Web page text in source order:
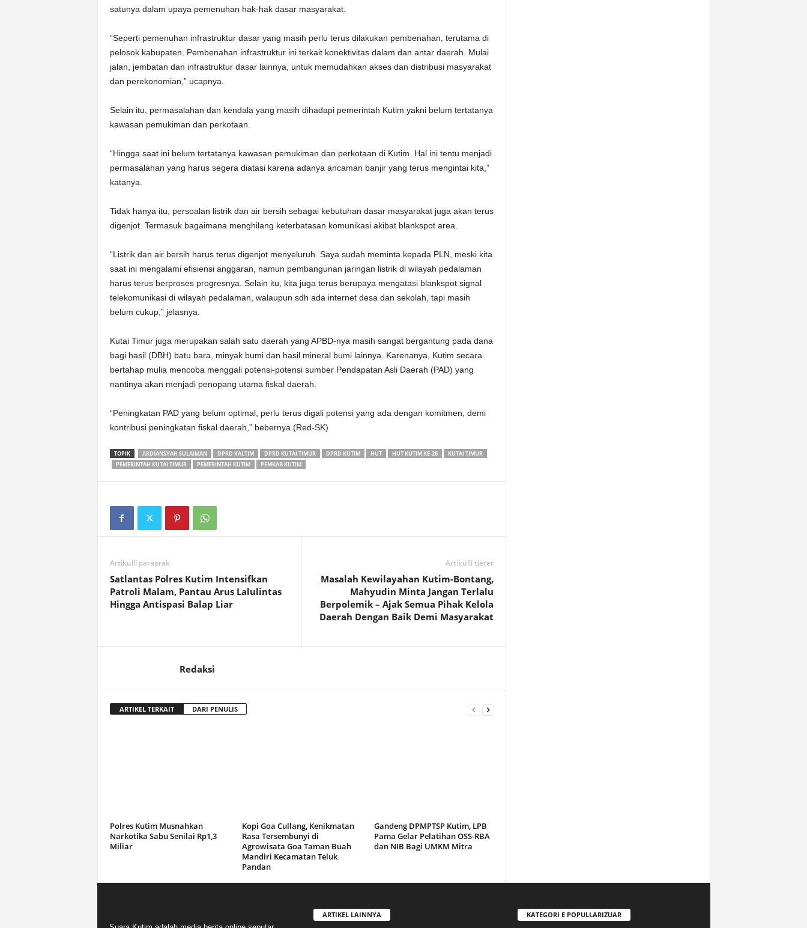
satunya dalam upaya pemenuhan hak-hak dasar masyarakat.
“Seperti pemenuhan infrastruktur dasar yang masih perlu terus dilakukan pembenahan, terutama di
pelosok kabupaten. Pembenahan infrastruktur ini terkait konektivitas dalam dan antar daerah. Mulai
jalan, jembatan dan infrastruktur dasar lainnya, untuk memudahkan akses dan distribusi masyarakat
dan perekonomian,” ucapnya.
Selain itu, permasalahan dan kendala yang masih dihadapi pemerintah Kutim yakni belum tertatanya
kawasan pemukiman dan perkotaan.
“Hingga saat ini belum tertatanya kawasan pemukiman dan perkotaan di Kutim. Hal ini tentu menjadi
permasalahan yang harus segera diatasi karena adanya ancaman banjir yang terus mengintai kita,”
katanya.
Tidak hanya itu, persoalan listrik dan air bersih sebagai kebutuhan dasar masyarakat juga akan terus
digenjot. Termasuk bagaimana menghilang keterbatasan komunikasi akibat blankspot area.
“Listrik dan air bersih harus terus digenjot menyeluruh. Saya sudah meminta kepada PLN, meski kita
saat ini mengalami efisiensi anggaran, namun pembangunan jaringan listrik di wilayah pedalaman
harus terus berproses progresnya. Selain itu, kita juga terus berupaya mengatasi blankspot signal
telekomunikasi di wilayah pedalaman, walaupun sdh ada internet desa dan sekolah, tapi masih
belum cukup,” jelasnya.
Kutai Timur juga merupakan salah satu daerah yang APBD-nya masih sangat bergantung pada dana
bagi hasil (DBH) batu bara, minyak bumi dan hasil mineral bumi lainnya. Karenanya, Kutim secara
bertahap mulia mencoba menggali potensi-potensi sumber Pendapatan Asli Daerah (PAD) yang
nantinya akan menjadi penopang utama fiskal daerah.
“Peningkatan PAD yang belum optimal, perlu terus digali potensi yang ada dengan komitmen, demi
kontribusi peningkatan fiskal daerah,” bebernya.(Red-SK)
TOPIK ARDIANSYAH SULAIMAN DPRD KALTIM DPRD KUTAI TIMUR DPRD KUTIM HUT HUT KUTIM KE-26
KUTAI TIMUR
PEMERINTAH KUTAI TIMUR
PEMERINTAH KUTIM PEMKAB KUTIM
Artikulli paraprak
Satlantas Polres Kutim Intensifkan
Patroli Malam, Pantau Arus Lalulintas
Hingga Antispasi Balap Liar
Artikulli tjetër
Masalah Kewilayahan Kutim-Bontang,
Mahyudin Minta Jangan Terlalu
Berpolemik – Ajak Semua Pihak Kelola
Daerah Dengan Baik Demi Masyarakat
Redaksi
ARTIKEL TERKAIT DARI PENULIS
Polres Kutim Musnahkan
Narkotika Sabu Senilai Rp1,3
Miliar
Kopi Goa Cullang, Kenikmatan
Rasa Tersembunyi di
Agrowisata Goa Taman Buah
Mandiri Kecamatan Teluk
Pandan
Gandeng DPMPTSP Kutim, LPB
Pama Gelar Pelatihan OSS-RBA
dan NIB Bagi UMKM Mitra
ARTIKEL LAINNYA KATEGORI E POPULLARIZUAR